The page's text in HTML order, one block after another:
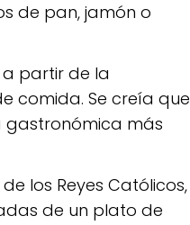
de pan, jamón o
partir de la
comida. Se creía que
gastronómica más
los Reyes Católicos,
de un plato de